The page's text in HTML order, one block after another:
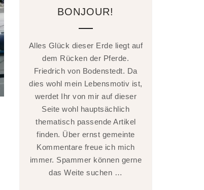
BONJOUR!
Alles Glück dieser Erde liegt auf
dem Rücken der Pferde.
Friedrich von Bodenstedt. Da
dies wohl mein Lebensmotiv ist,
werdet Ihr von mir auf dieser
Seite wohl hauptsächlich
thematisch passende Artikel
finden. Über ernst gemeinte
Kommentare freue ich mich
immer. Spammer können gerne
das Weite suchen …